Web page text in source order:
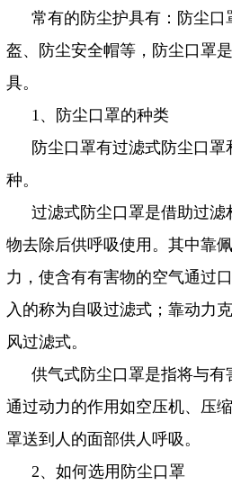
常有的防尘护具有：防尘
盔、防尘安全帽等，防尘口罩
具。
1、防尘口罩的种类
防尘口罩有过滤式防尘口
种。
过滤式防尘口罩是借助过
物去除后供呼吸使用。其中靠
力，使含有有害物的空气通过
入的称为自吸过滤式；靠动力
风过滤式。
供气式防尘口罩是指将与有
通过动力的作用如空压机、压
罩送到人的面部供人呼吸。
2、如何选用防尘口罩